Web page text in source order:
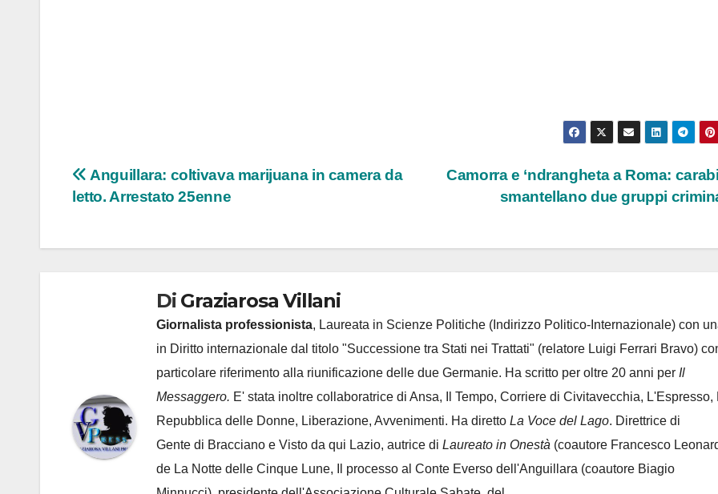
Navigazione
Camorra e ‘ndrangheta a Roma:
smantellano due gruppi
Anguillara: coltivava marijuana in camera da
letto. Arrestato 25enne
Di Graziarosa Villani
Giornalista professionista, Laureata in Scienze Politiche (Indirizzo Politico-Internazionale) con
in Diritto internazionale dal titolo "Successione tra Stati nei Trattati" (relatore Luigi Ferrari Bravo)
particolare riferimento alla riunificazione delle due Germanie. Ha scritto per oltre 20 anni per Il
Messaggero. E' stata inoltre collaboratrice di Ansa, Il Tempo, Corriere di Civitavecchia, L'Espresso,
Repubblica delle Donne, Liberazione, Avvenimenti. Ha diretto La Voce del Lago. Direttrice di
Gente di Bracciano e Visto da qui Lazio, autrice di Laureato in Onestà (coautore Francesco
de La Notte delle Cinque Lune, Il processo al Conte Everso dell'Anguillara (coautore Biagio